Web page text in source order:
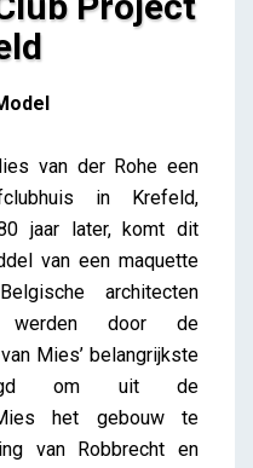
van der Rohe een
in Krefeld,
jaar later, komt dit
van een maquette
architecten
werden door de
Mies’ belangrijkste
om uit de
het gebouw te
van Robbrecht en